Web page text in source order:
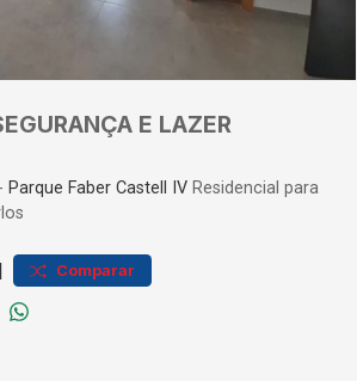
E LAZER
- Parque Faber Castell IV Residencial para
| Comparar